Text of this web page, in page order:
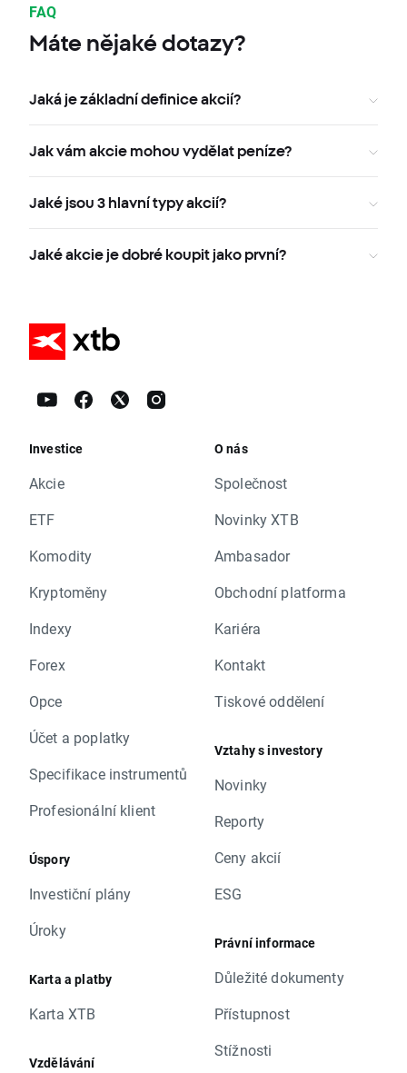
FAQ
Máte nějaké dotazy?
Jaká je základní definice akcií?
Jak vám akcie mohou vydělat peníze?
Jaké jsou 3 hlavní typy akcií?
Jaké akcie je dobré koupit jako první?
Investice
Akcie
ETF
Komodity
Kryptoměny
Indexy
Forex
Opce
Účet a poplatky
Specifikace instrumentů
Profesionální klient
Úspory
Investiční plány
Úroky
Karta a platby
Karta XTB
Vzdělávání
O nás
Společnost
Novinky XTB
Ambasador
Obchodní platforma
Kariéra
Kontakt
Tiskové oddělení
Vztahy s investory
Novinky
Reporty
Ceny akcií
ESG
Právní informace
Důležité dokumenty
Přístupnost
Stížnosti